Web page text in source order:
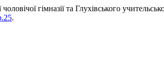
гімназії та Глухівського
.